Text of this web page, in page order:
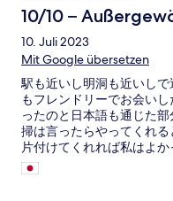
10/10 –
10. Juli 2023
Mit Google übersetzen
駅も近いし明洞も近いし
もフレンドリーでお会い
ったのと日本語も通じた
掃は言ったらやってくれ
片付けてくれれば私はよ
お願いします！